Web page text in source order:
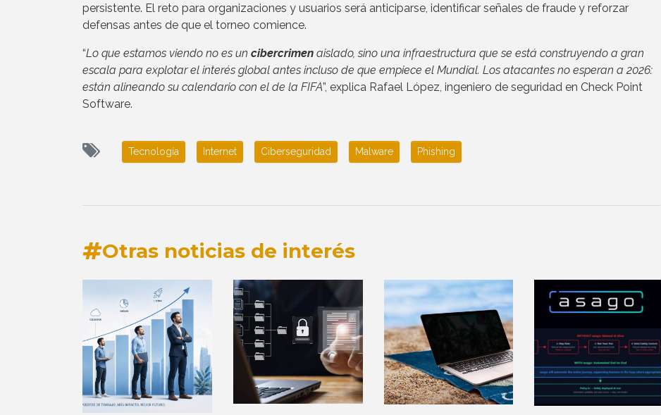
persistente. El reto para organizaciones y usuarios será anticiparse, identificar señales de fraude y reforzar
defensas antes de que el torneo comience.
“Lo que estamos viendo no es un cibercrimen aislado, sino una infraestructura que se está construyendo a gran
escala para explotar el interés global antes incluso de que empiece el Mundial. Los atacantes no esperan a 2026:
están alineando su calendario con el de la FIFA”, explica Rafael López, ingeniero de seguridad en Check Point
Software.
Tecnología Internet Ciberseguridad Malware Phishing
Otras noticias de interés